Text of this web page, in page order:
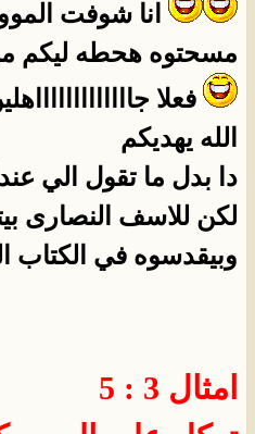
انا شوفت
مسحتوه هحطه ليكم
فعلا
الله يهديكم
دا بدل ما تقول الي
لكن للاسف النصارى
وبيقدسوه في الكتاب
امثال 3 : 5